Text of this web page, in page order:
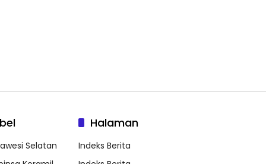
Selatan
Halaman
Indeks Berita